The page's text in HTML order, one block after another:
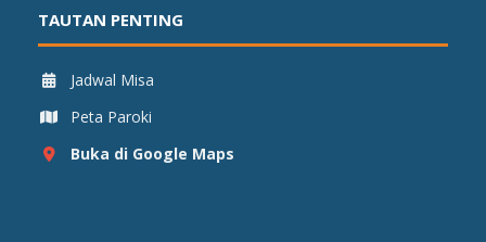
TAUTAN PENTING
Jadwal Misa
Peta Paroki
Buka di Google Maps